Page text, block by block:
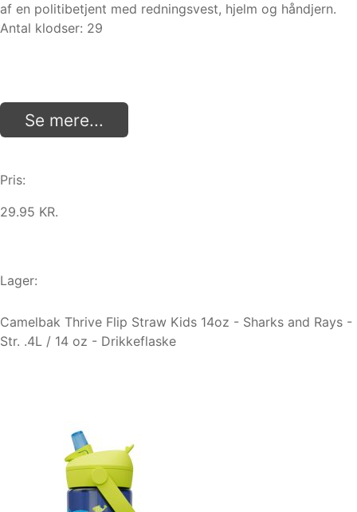
af en politibetjent med redningsvest, hjelm og håndjern.
Antal klodser: 29
Se mere...
Pris:
29.95 KR.
Lager:
Camelbak Thrive Flip Straw Kids 14oz - Sharks and Rays -
Str. .4L / 14 oz - Drikkeflaske